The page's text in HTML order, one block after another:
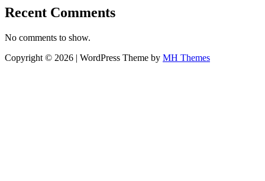
Recent Comments
No comments to show.
Copyright © 2026 | WordPress Theme by MH Themes